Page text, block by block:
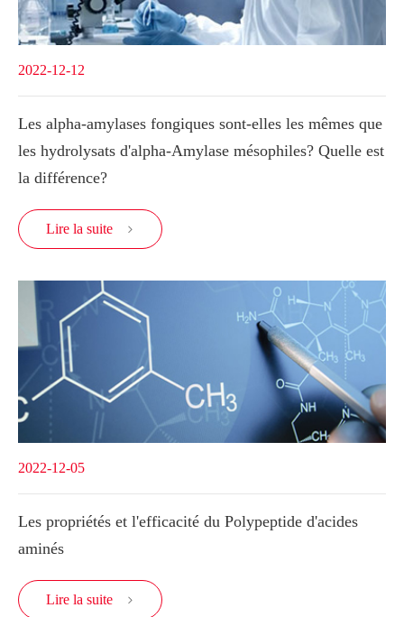
2022-12-12
Les alpha-amylases fongiques sont-elles les mêmes que
les hydrolysats d'alpha-Amylase mésophiles? Quelle est
la différence?
Lire la suite 
2022-12-05
Les propriétés et l'efficacité du Polypeptide d'acides
aminés
Lire la suite 